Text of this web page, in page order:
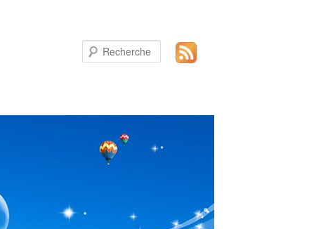
Recherche